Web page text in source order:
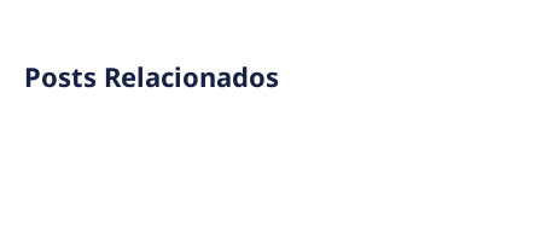
Posts Relacionados